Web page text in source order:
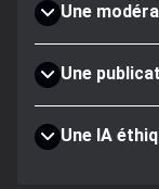
Une
Une
Une IA